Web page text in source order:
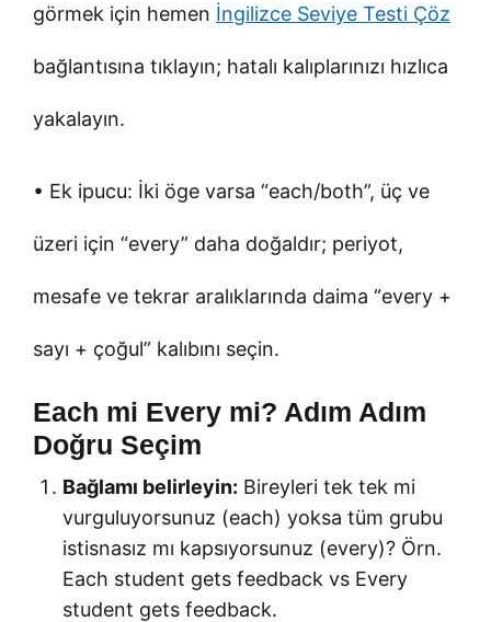
görmek için hemen İngilizce Seviye Testi Çöz
bağlantısına tıklayın; hatalı kalıplarınızı hızlıca
yakalayın.
• Ek ipucu: İki öge varsa “each/both”, üç ve
üzeri için “every” daha doğaldır; periyot,
mesafe ve tekrar aralıklarında daima “every +
sayı + çoğul” kalıbını seçin.
Each mi Every mi? Adım Adım
Doğru Seçim
Bağlamı belirleyin: Bireyleri tek tek mi
vurguluyorsunuz (each) yoksa tüm grubu
istisnasız mı kapsıyorsunuz (every)? Örn.
Each student gets feedback vs Every
student gets feedback.